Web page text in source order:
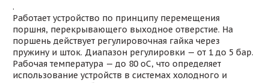
.
Работает устройство по принципу перемещения
поршня, перекрывающего выходное отверстие. На
поршень действует регулировочная гайка через
пружину и шток. Диапазон регулировки — от 1 до 5 бар.
Рабочая температура — до 80 оС, что определяет
использование устройств в системах холодного и